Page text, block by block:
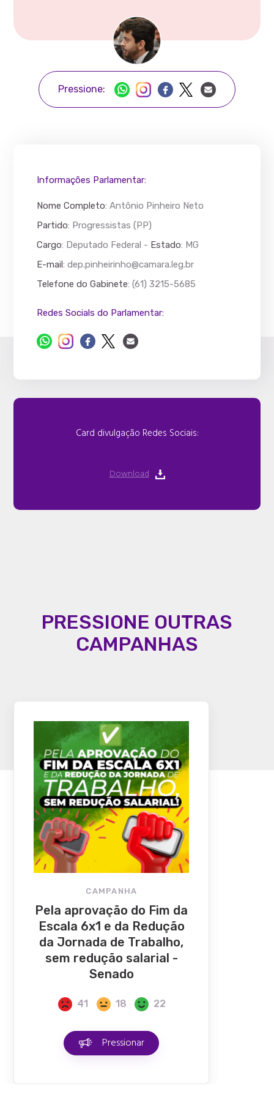
Pressione:
Informações Parlamentar:
Nome Completo:Antônio Pinheiro Neto
Partido: Progressistas (PP)
Cargo: Deputado Federal - Estado: MG
E-mail:dep.pinheirinho@camara.leg.br
Telefone do Gabinete: (61) 3215-5685
Redes Socials do Parlamentar:
Card divulgação Redes Sociais:
Download
PRESSIONE OUTRAS
CAMPANHAS
CAMPANHA
Pela aprovação do Fim da
Escala 6x1 e da Redução
da Jornada de Trabalho,
sem redução salarial -
Senado
41 18 22
Pressionar